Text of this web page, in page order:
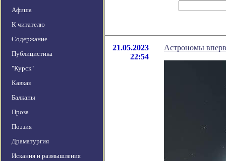
Афиша
К читателю
Содержание
Публицистика
"Курск"
Кавказ
Балканы
Проза
Поэзия
Драматургия
Искания и размышления
21.05.2023
22:54
Астрономы